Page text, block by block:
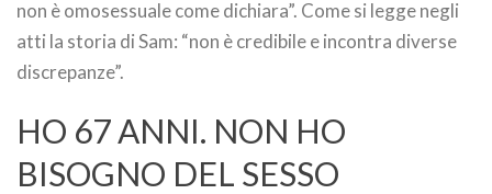
non è omosessuale come dichiara”. Come si legge negli
atti la storia di Sam: “non è credibile e incontra diverse
discrepanze”.
HO 67 ANNI. NON HO
BISOGNO DEL SESSO